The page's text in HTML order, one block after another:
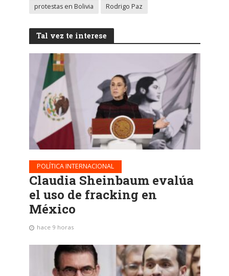
protestas en Bolivia
Rodrigo Paz
Tal vez te interese
POLÍTICA INTERNACIONAL
Claudia Sheinbaum evalúa
el uso de fracking en
México
hace 9 horas